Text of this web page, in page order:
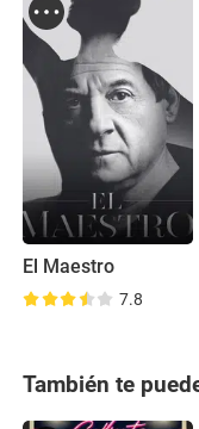
El Maestro
7.8
También te